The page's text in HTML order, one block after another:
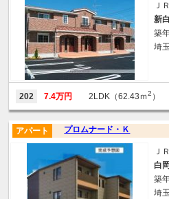
Ｊ
新
築
埼
202 7.4万円 2LDK（62.43ｍ2 ）
プロムナード・Ｋ
アパート
Ｊ
白
築
埼